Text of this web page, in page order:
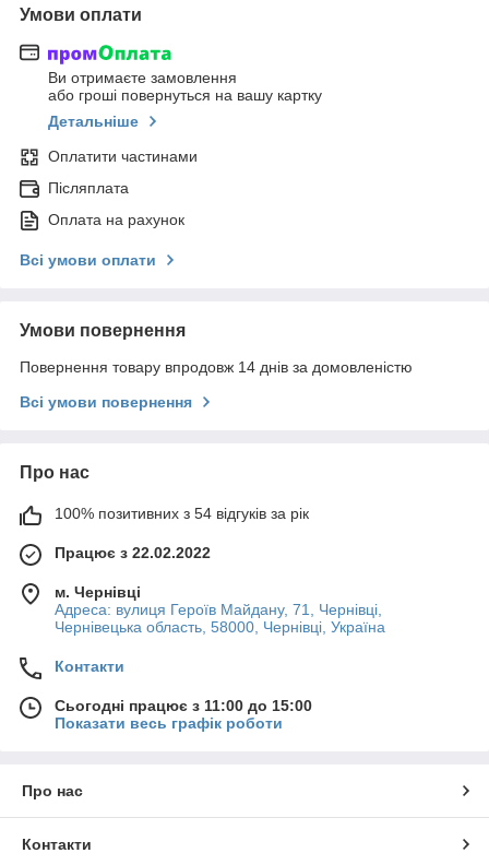
Умови оплати
Ви отримаєте замовлення
або гроші повернуться на вашу картку
Детальніше
Оплатити частинами
Післяплата
Оплата на рахунок
Всі умови оплати
Умови повернення
Повернення товару впродовж 14 днів за домовленістю
Всі умови повернення
Про нас
100% позитивних з 54 відгуків за рік
Працює з 22.02.2022
м. Чернівці
Адреса: вулиця Героїв Майдану, 71, Чернівці,
Чернівецька область, 58000, Чернівці, Україна
Контакти
Сьогодні працює з 11:00 до 15:00
Показати весь графік роботи
Про нас
Контакти